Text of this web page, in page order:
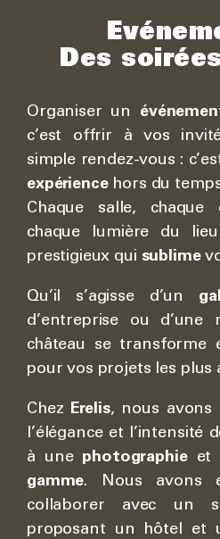
Des
Organiser un
c’est offrir à vos
simple rendez-vous :
expériencehors du
Chaque salle, chaque
chaque lumière du
prestigieux qui sublime
Qu’il s’agisse d’un
d’entreprise ou d’une
château se transforme
pour vos projets les plus
Chez Erelis, nous
l’élégance et l’intensité
à une photographieet
gamme. Nous avons
collaborer avec un
proposant un hôtel et